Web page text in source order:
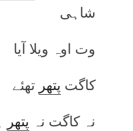
شاہی
وت اوہ ویلا آیا
کاگت پتھر تھئے
نہ کاگت نہ پتھر